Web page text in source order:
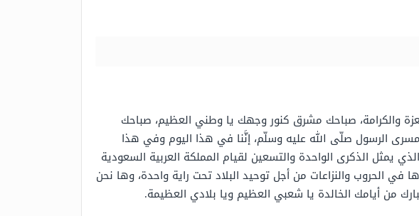
والكرامة، صباحك مشرق كنور وجهك يا وطني العظيم، صباحك
الرسول صلّى الله عليه وسلّم، إنَّنا في هذا اليوم وفي هذا
سوف نتطرق للحديث عن اليوم الوطني السعودي 95، هذا اليوم الذي يمثل الذكرى الواحدة والتسعين لقيام المملكة العربية السعودية
الحروب والنزاعات من أجل توحيد البلاد تحت راية واحدة، وها نحن
من أيامك الخالدة يا شعبي العظيم ويا بلادي العظيمة.